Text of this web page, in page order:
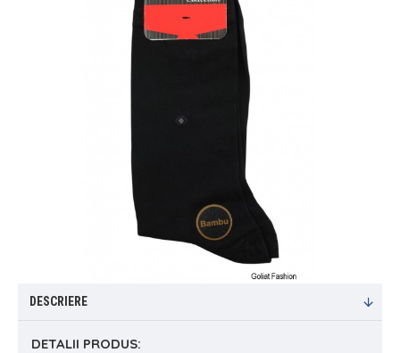
DESCRIERE
DETALII PRODUS: